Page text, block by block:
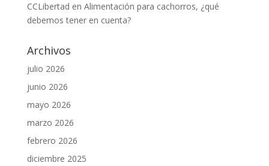
CCLibertad en Alimentación para cachorros, ¿qué
debemos tener en cuenta?
Archivos
julio 2026
junio 2026
mayo 2026
marzo 2026
febrero 2026
diciembre 2025